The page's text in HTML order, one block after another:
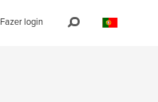
Fazer login